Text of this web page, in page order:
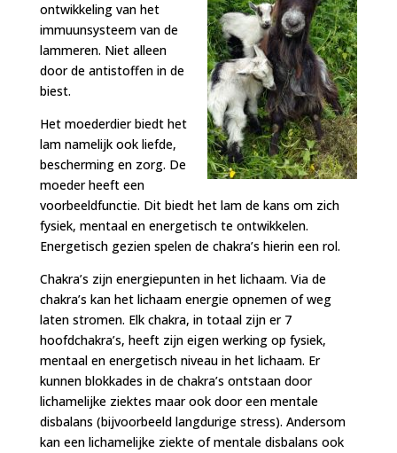
ontwikkeling van het
immuunsysteem van de
lammeren. Niet alleen
door de antistoffen in de
biest.
Het moederdier biedt het
lam namelijk ook liefde,
bescherming en zorg. De
moeder heeft een
voorbeeldfunctie. Dit biedt het lam de kans om zich
fysiek, mentaal en energetisch te ontwikkelen.
Energetisch gezien spelen de chakra’s hierin een rol.
Chakra’s zijn energiepunten in het lichaam. Via de
chakra’s kan het lichaam energie opnemen of weg
laten stromen. Elk chakra, in totaal zijn er 7
hoofdchakra’s, heeft zijn eigen werking op fysiek,
mentaal en energetisch niveau in het lichaam. Er
kunnen blokkades in de chakra’s ontstaan door
lichamelijke ziektes maar ook door een mentale
disbalans (bijvoorbeeld langdurige stress). Andersom
kan een lichamelijke ziekte of mentale disbalans ook